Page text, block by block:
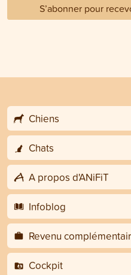
S’abonner pour
Chiens
Chats
A propos d'ANiFiT
Infoblog
Revenu
Cockpit